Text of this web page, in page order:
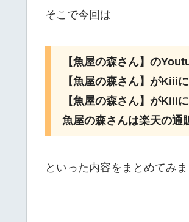
そこで今回は
【魚屋の森さん】の
【魚屋の森さん】がKiii
【魚屋の森さん】がKiii
魚屋の森さんは楽天の通
といった内容をまとめてみ